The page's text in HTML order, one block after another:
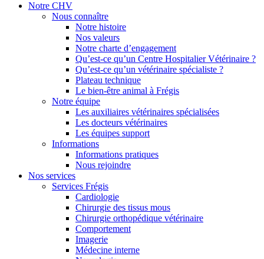
Notre CHV
Nous connaître
Notre histoire
Nos valeurs
Notre charte d’engagement
Qu’est-ce qu’un Centre Hospitalier Vétérinaire ?
Qu’est-ce qu’un vétérinaire spécialiste ?
Plateau technique
Le bien-être animal à Frégis
Notre équipe
Les auxiliaires vétérinaires spécialisées
Les docteurs vétérinaires
Les équipes support
Informations
Informations pratiques
Nous rejoindre
Nos services
Services Frégis
Cardiologie
Chirurgie des tissus mous
Chirurgie orthopédique vétérinaire
Comportement
Imagerie
Médecine interne